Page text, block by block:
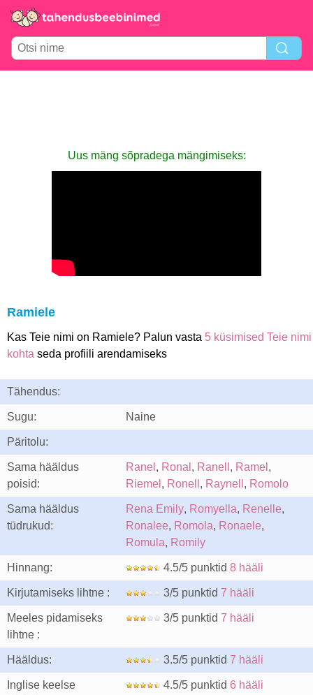
Uus mäng sõpradega mängimiseks:
Ramiele
Kas Teie nimi on Ramiele? Palun vasta 5 küsimised Teie nimi
kohta seda profiili arendamiseks
Tähendus:
Sugu: Naine
Päritolu:
Sama hääldus
poisid:
Ranel , Ronal , Ranell , Ramel ,
Riemel , Ronell , Raynell , Romolo
Sama hääldus
tüdrukud:
Rena Emily, Romyella, Renelle,
Ronalee, Romola, Ronaele,
Romula, Romily
Hinnang: 4.5/5 punktid 8 hääli
Kirjutamiseks lihtne : 3/5 punktid 7 hääli
Meeles pidamiseks
lihtne :
3/5 punktid 7 hääli
Hääldus: 3.5/5 punktid 7 hääli
Inglise keelse
4.5/5 punktid 6 hääli